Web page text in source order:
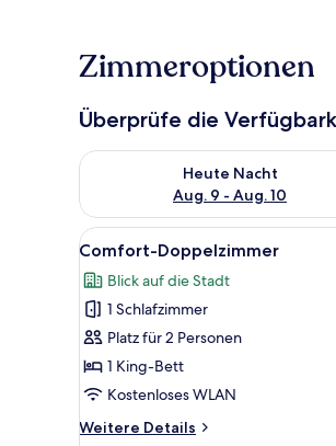
Zimmeroptionen
Überprüfe die
Heute Nacht
Aug. 9 - Aug. 10
Überprüfe die Verfügbarkeit für
Alle
Fotos
für
Comfort-
Doppelzimmer
anzeigen
Ein
7
Comfort-Doppelzimmer
Blick auf die Stadt
1 Schlafzimmer
Platz für 2 Personen
1 King-Bett
Kostenloses WLAN
Weitere Details
Weitere